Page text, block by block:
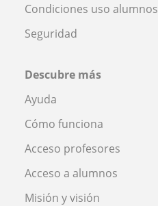
Condiciones uso alumnos
Seguridad
Descubre más
Ayuda
Cómo funciona
Acceso profesores
Acceso a alumnos
Misión y visión